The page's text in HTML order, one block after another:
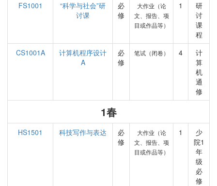
FS1001
“科学与社会”研
讨课
必
修
大作业（论
文、报告、项
目或作品等）
1
研
讨
课
程
CS1001A
计算机程序设计
A
必
修
笔试（闭卷） 4
计
算
机
通
修
1春
HS1501 科技写作与表达
必
修
大作业（论
文、报告、项
目或作品等）
1
少
院1
年
级
必
修